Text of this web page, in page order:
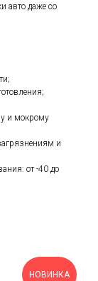
авто даже со
и мокрому
и
от -40 до
НОВИНКА